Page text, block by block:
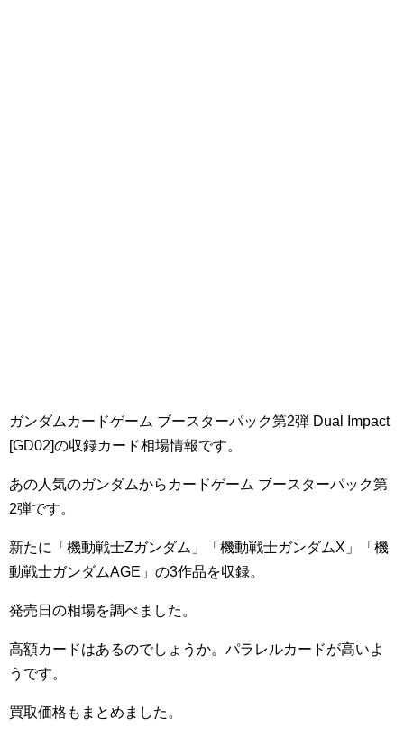
ガンダムカードゲーム ブースターパック第2弾 Dual Impact
[GD02]の収録カード相場情報です。
あの人気のガンダムからカードゲーム ブースターパック第
2弾です。
新たに「機動戦士Zガンダム」「機動戦士ガンダムX」「機
動戦士ガンダムAGE」の3作品を収録。
発売日の相場を調べました。
高額カードはあるのでしょうか。パラレルカードが高いよ
うです。
買取価格もまとめました。